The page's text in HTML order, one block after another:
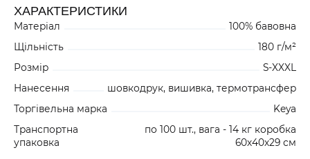
ХАРАКТЕРИСТИКИ
Матеріал
100% бавовна
Щільність
180 г/м²
Розмір
S-XXXL
Нанесення
шовкодрук, вишивка, термотрансфер
Торгівельна марка
Keya
Транспортна
упаковка
по 100 шт., вага - 14 кг коробка
60х40х29 см